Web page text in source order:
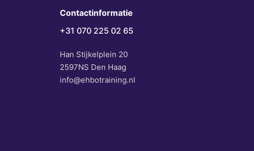
Contactinformatie
+31 070 225 02 65
Han Stijkelplein 20
2597NS Den Haag
info@ehbotraining.nl